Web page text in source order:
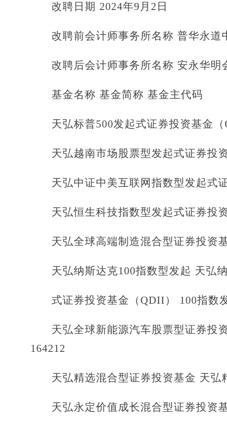
改聘日期 2024年9月2日
改聘前会计师事务所名称 普华永道
改聘后会计师事务所名称 安永华明
基金名称 基金简称 基金主代码
天弘标普500发起式证券投资基金
天弘越南市场股票型发起式证券投
天弘中证中美互联网指数型发起式
天弘恒生科技指数型发起式证券投
天弘全球高端制造混合型证券投资
天弘纳斯达克100指数型发起 天弘
式证券投资基金（QDII） 100指数
天弘全球新能源汽车股票型证券投
164212
天弘精选混合型证券投资基金 天弘
天弘永定价值成长混合型证券投资